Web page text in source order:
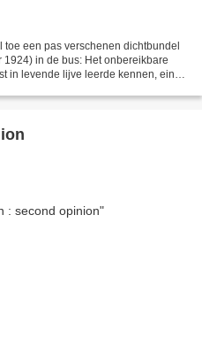
toe een pas verschenen dichtbundel
1924) in de bus: Het onbereikbare
in levende lijve leerde kennen, eind